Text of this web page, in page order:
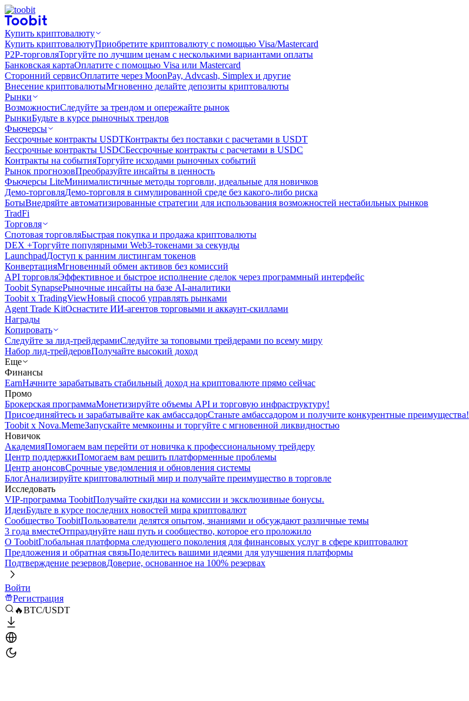
Купить криптовалюту
Купить криптовалютуПриобретите криптовалюту с помощью Visa/Mastercard
P2P-торговляТоргуйте по лучшим ценам с несколькими вариантами оплаты
Банковская картаОплатите с помощью Visa или Mastercard
Сторонний сервисОплатите через MoonPay, Advcash, Simplex и другие
Внесение криптовалютыМгновенно делайте депозиты криптовалюты
Рынки
ВозможностиСледуйте за трендом и опережайте рынок
РынкиБудьте в курсе рыночных трендов
Фьючерсы
Бессрочные контракты USDTКонтракты без поставки с расчетами в USDT
Бессрочные контракты USDCБессрочные контракты с расчетами в USDC
Контракты на событияТоргуйте исходами рыночных событий
Рынок прогнозовПреобразуйте инсайты в ценность
Фьючерсы LiteМинималистичные методы торговли, идеальные для новичков
Демо-торговляДемо-торговля в симулированной среде без какого-либо риска
БотыВнедряйте автоматизированные стратегии для использования возможностей нестабильных рынков
TradFi
Торговля
Спотовая торговляБыстрая покупка и продажа криптовалюты
DEX +Торгуйте популярными Web3-токенами за секунды
LaunchpadДоступ к ранним листингам токенов
КонвертацияМгновенный обмен активов без комиссий
API торговляЭффективное и быстрое исполнение сделок через программный интерфейс
Toobit SynapseРыночные инсайты на базе AI-аналитики
Toobit x TradingViewНовый способ управлять рынками
Agent Trade KitОснастите ИИ-агентов торговыми и аккаунт-скиллами
Награды
Копировать
Следуйте за лид-трейдерамиСледуйте за топовыми трейдерами по всему миру
Набор лид-трейдеровПолучайте высокий доход
Еще
Финансы
EarnНачните зарабатывать стабильный доход на криптовалюте прямо сейчас
Промо
Брокерская программаМонетизируйте объемы API и торговую инфраструктуру!
Присоединяйтесь и зарабатывайте как амбассадорСтаньте амбассадором и получите конкурентные преимущества!
Toobit x Nova.MemeЗапускайте мемкоины и торгуйте с мгновенной ликвидностью
Новичок
АкадемияПомогаем вам перейти от новичка к профессиональному трейдеру
Центр поддержкиПомогаем вам решить платформенные проблемы
Центр анонсовСрочные уведомления и обновления системы
БлогАнализируйте криптовалютный мир и получайте преимущество в торговле
Исследовать
VIP-программа ToobitПолучайте скидки на комиссии и эксклюзивные бонусы.
ИдеиБудьте в курсе последних новостей мира криптовалют
Сообщество ToobitПользователи делятся опытом, знаниями и обсуждают различные темы
3 года вместеОтпразднуйте наш путь и сообщество, которое его проложило
О ToobitГлобальная платформа следующего поколения для финансовых услуг в сфере криптовалют
Предложения и обратная связьПоделитесь вашими идеями для улучшения платформы
Подтверждение резервовДоверие, основанное на 100% резервах
Войти
Регистрация
🔥BTC/USDT